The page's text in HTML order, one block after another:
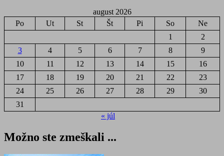
august 2026
Po
Ut St Št Pi So
Ne
1
2
3
4 5 6 7 8
9
10
11 12 13 14 15
16
17
18 19 20 21 22
23
24
25 26 27 28 29
30
31
« júl
Možno ste zmeškali ...